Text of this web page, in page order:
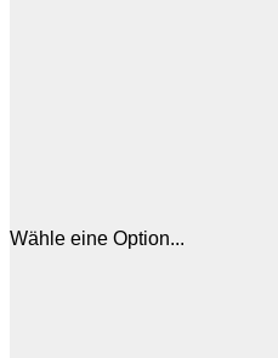
Wähle eine Option...